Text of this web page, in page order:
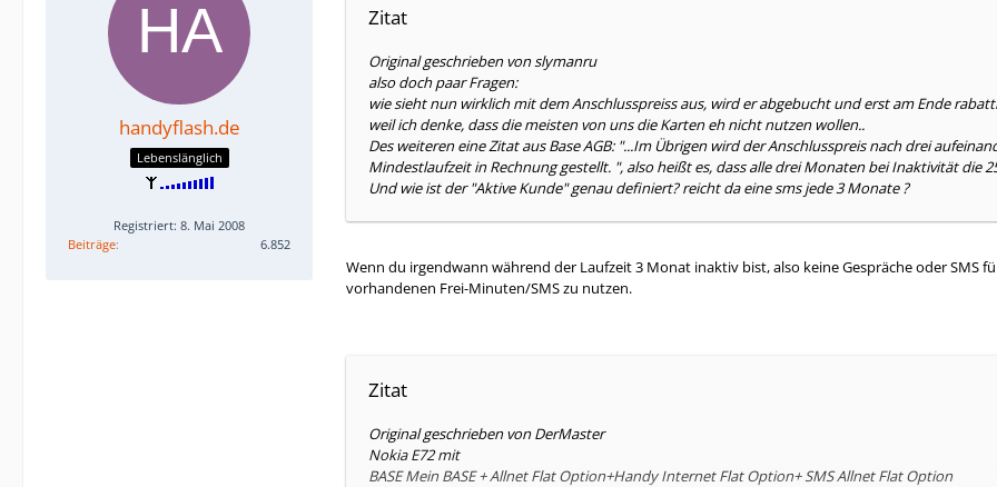
handyflash.de
Lebenslänglich
Registriert: 8. Mai 2008
Beiträge
6.852
Zitat
Original geschrieben von slymanru
also doch paar Fragen:
wie sieht nun wirklich mit dem Anschlusspreiss aus, wird er abgebucht und erst am Ende
weil ich denke, dass die meisten von uns die Karten eh nicht nutzen wollen..
Des weiteren eine Zitat aus Base AGB: "...Im Übrigen wird der Anschlusspreis nach drei
Mindestlaufzeit in Rechnung gestellt. ", also heißt es, dass alle drei Monaten bei Inaktivität die
Und wie ist der "Aktive Kunde" genau definiert? reicht da eine sms jede 3 Monate ?
Wenn du irgendwann während der Laufzeit 3 Monat inaktiv bist, also keine Gespräche oder SMS
vorhandenen Frei-Minuten/SMS zu nutzen.
Zitat
Original geschrieben von DerMaster
Nokia E72 mit
BASE Mein BASE + Allnet Flat Option+Handy Internet Flat Option+ SMS Allnet Flat Option